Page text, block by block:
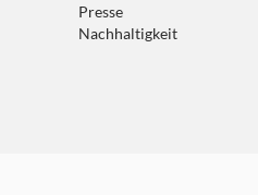
Presse
Nachhaltigkeit